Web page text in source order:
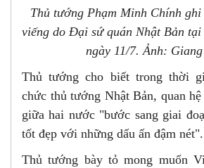
Thủ tướng Phạm Minh Chính
viếng do Đại sứ quán Nhật Bản
ngày 11/7. Ảnh:
Thủ tướng cho biết trong thời
chức thủ tướng Nhật Bản, quan
giữa hai nước "bước sang giai
tốt đẹp với những dấu ấn đậm nét".
Thủ tướng bày tỏ mong muốn